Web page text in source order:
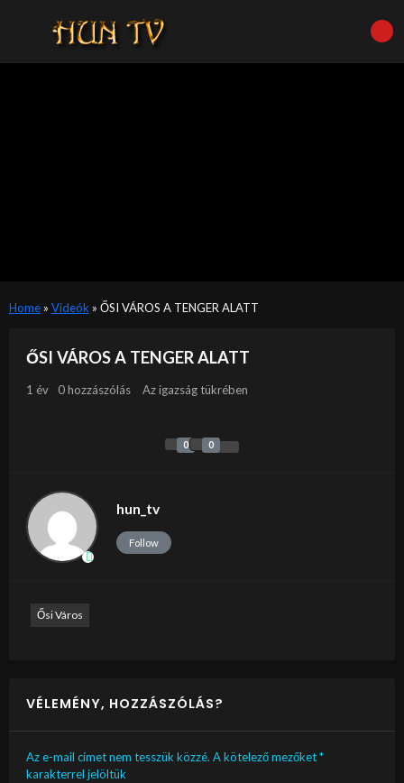
Home» Videók » ŐSI VÁROS A TENGER ALATT
ŐSI VÁROS A TENGER ALATT
1 év 0 hozzászólás Az igazság tükrében
0 0
hun_tv
Follow
Ősi Város
VÉLEMÉNY, HOZZÁSZÓLÁS?
Az e-mail címet nem tesszük közzé. A kötelező mezőket*
karakterrel jelöltük